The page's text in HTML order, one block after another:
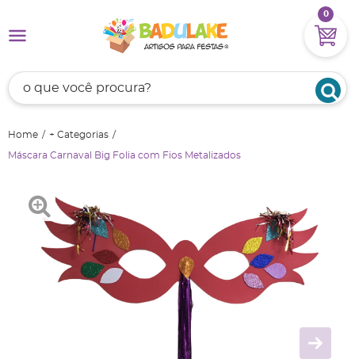
0
Home + Categorias
Máscara Carnaval Big Folia com Fios Metalizados